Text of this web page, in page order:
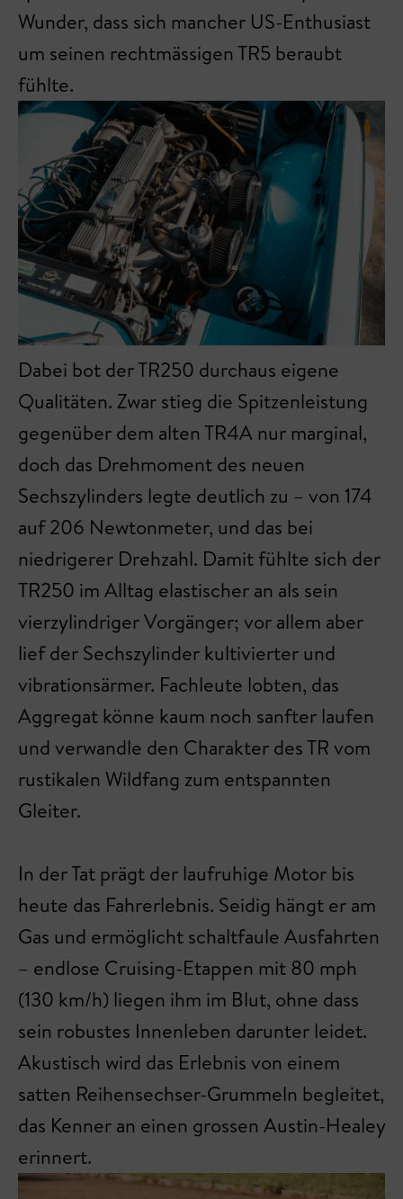
Wunder, dass sich mancher US-Enthusiast
um seinen rechtmässigen TR5 beraubt
fühlte.
Dabei bot der TR250 durchaus eigene
Qualitäten. Zwar stieg die Spitzenleistung
gegenüber dem alten TR4A nur marginal,
doch das Drehmoment des neuen
Sechszylinders legte deutlich zu – von 174
auf 206 Newtonmeter, und das bei
niedrigerer Drehzahl. Damit fühlte sich der
TR250 im Alltag elastischer an als sein
vierzylindriger Vorgänger; vor allem aber
lief der Sechszylinder kultivierter und
vibrationsärmer. Fachleute lobten, das
Aggregat könne kaum noch sanfter laufen
und verwandle den Charakter des TR vom
rustikalen Wildfang zum entspannten
Gleiter.
In der Tat prägt der laufruhige Motor bis
heute das Fahrerlebnis. Seidig hängt er am
Gas und ermöglicht schaltfaule Ausfahrten
– endlose Cruising-Etappen mit 80 mph
(130 km/h) liegen ihm im Blut, ohne dass
sein robustes Innenleben darunter leidet.
Akustisch wird das Erlebnis von einem
satten Reihensechser-Grummeln begleitet,
das Kenner an einen grossen Austin-Healey
erinnert.